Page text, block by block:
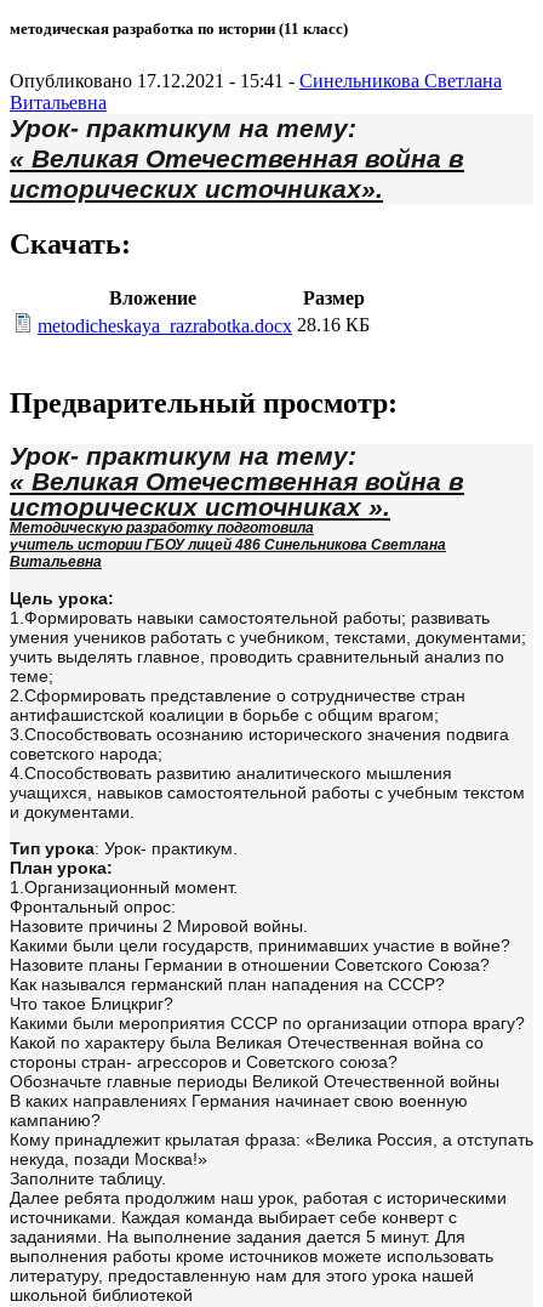
методическая разработка по истории (11 класс)
Опубликовано 17.12.2021 - 15:41 - Синельникова Светлана
Витальевна
Урок- практикум на тему:
« Великая Отечественная война в
исторических источниках».
Скачать:
Вложение
Размер
metodicheskaya_razrabotka.docx 28.16 КБ
Предварительный просмотр:
Урок- практикум на тему:
« Великая Отечественная война в
исторических источниках ».
Методическую разработку подготовила
учитель истории ГБОУ лицей 486 Синельникова Светлана
Витальевна
Цель урока:
1.Формировать навыки самостоятельной работы; развивать
умения учеников работать с учебником, текстами, документами;
учить выделять главное, проводить сравнительный анализ по
теме;
2.Сформировать представление о сотрудничестве стран
антифашистской коалиции в борьбе с общим врагом;
3.Способствовать осознанию исторического значения подвига
советского народа;
4.Способствовать развитию аналитического мышления
учащихся, навыков самостоятельной работы с учебным текстом
и документами.
Тип урока: Урок- практикум.
План урока:
1.Организационный момент.
Фронтальный опрос:
Назовите причины 2 Мировой войны.
Какими были цели государств, принимавших участие в войне?
Назовите планы Германии в отношении Советского Союза?
Как назывался германский план нападения на СССР?
Что такое Блицкриг?
Какими были мероприятия СССР по организации отпора врагу?
Какой по характеру была Великая Отечественная война со
стороны стран- агрессоров и Советского союза?
Обозначьте главные периоды Великой Отечественной войны
В каких направлениях Германия начинает свою военную
кампанию?
Кому принадлежит крылатая фраза: «Велика Россия, а отступать
некуда, позади Москва!»
Заполните таблицу.
Далее ребята продолжим наш урок, работая с историческими
источниками. Каждая команда выбирает себе конверт с
заданиями. На выполнение задания дается 5 минут. Для
выполнения работы кроме источников можете использовать
литературу, предоставленную нам для этого урока нашей
школьной библиотекой